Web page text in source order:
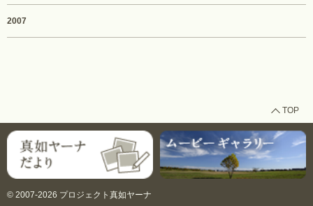
2007
TOP
© 2007-2026 プロジェクト真如ヤーナ